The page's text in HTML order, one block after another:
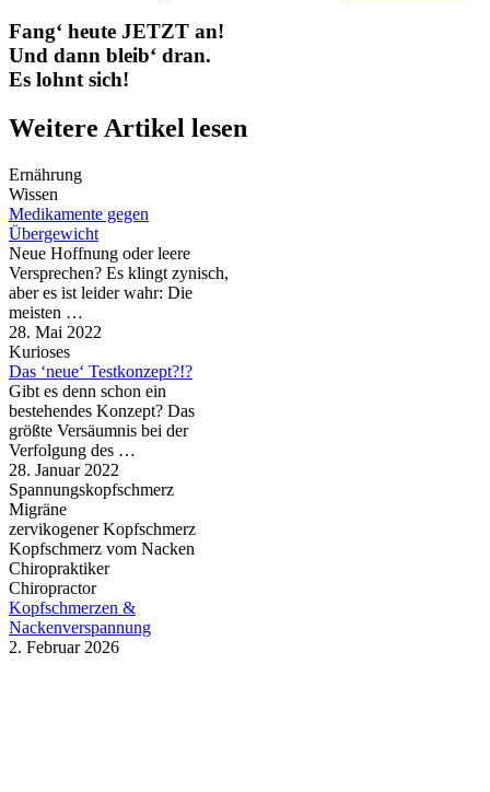
Fang‘ heute JETZT an!
Und dann bleib‘ dran.
Es lohnt sich!
Weitere Artikel lesen
Ernährung
Wissen
Medikamente gegen
Übergewicht
Neue Hoffnung oder leere
Versprechen? Es klingt zynisch,
aber es ist leider wahr: Die
meisten …
28. Mai 2022
Kurioses
Das ‘neue‘ Testkonzept?!?
Gibt es denn schon ein
bestehendes Konzept? Das
größte Versäumnis bei der
Verfolgung des …
28. Januar 2022
Spannungskopfschmerz
Migräne
zervikogener Kopfschmerz
Kopfschmerz vom Nacken
Chiropraktiker
Chiropractor
Kopfschmerzen &
Nackenverspannung
2. Februar 2026